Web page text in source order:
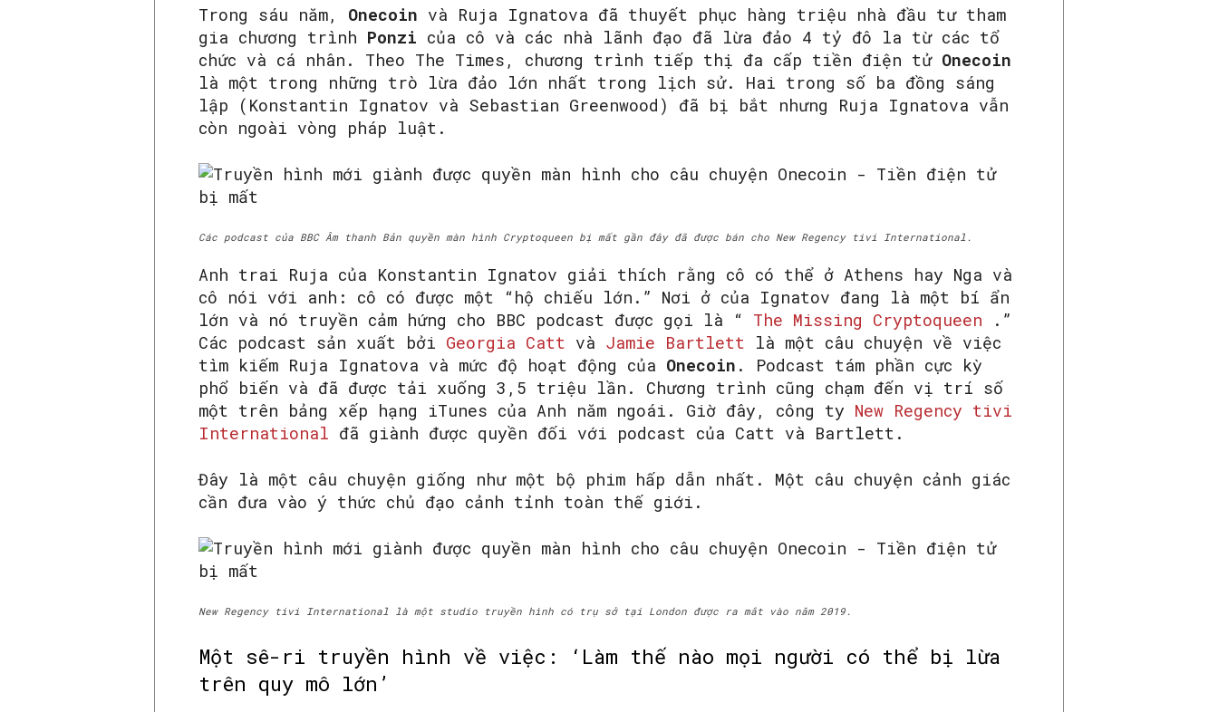
Trong sáu năm, Onecoin và Ruja Ignatova đã thuyết phục hàng triệu nhà đầu tư tham
gia chương trình Ponzi của cô và các nhà lãnh đạo đã lừa đảo 4 tỷ đô la từ các tổ
chức và cá nhân. Theo The Times, chương trình tiếp thị đa cấp tiền điện tử Onecoin
là một trong những trò lừa đảo lớn nhất trong lịch sử. Hai trong số ba đồng sáng
lập (Konstantin Ignatov và Sebastian Greenwood) đã bị bắt nhưng Ruja Ignatova vẫn
còn ngoài vòng pháp luật.
Các podcast của BBC Âm thanh Bản quyền màn hình Cryptoqueen bị mất gần đây đã được bán cho New Regency tivi International.
Anh trai Ruja của Konstantin Ignatov giải thích rằng cô có thể ở Athens hay Nga và
cô nói với anh: cô có được một “hộ chiếu lớn.” Nơi ở của Ignatov đang là một bí ẩn
lớn và nó truyền cảm hứng cho BBC podcast được gọi là “ The Missing Cryptoqueen .”
Các podcast sản xuất bởi Georgia Catt và Jamie Bartlett là một câu chuyện về việc
tìm kiếm Ruja Ignatova và mức độ hoạt động của Onecoin . Podcast tám phần cực kỳ
phổ biến và đã được tải xuống 3,5 triệu lần. Chương trình cũng chạm đến vị trí số
một trên bảng xếp hạng iTunes của Anh năm ngoái. Giờ đây, công ty New Regency tivi
International đã giành được quyền đối với podcast của Catt và Bartlett.
Đây là một câu chuyện giống như một bộ phim hấp dẫn nhất. Một câu chuyện cảnh giác
cần đưa vào ý thức chủ đạo cảnh tỉnh toàn thế giới.
New Regency tivi International là một studio truyền hình có trụ sở tại London được ra mắt vào năm 2019.
Một sê-ri truyền hình về việc: ‘Làm thế nào mọi người có thể bị lừa
trên quy mô lớn’